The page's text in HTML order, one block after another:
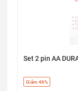
Set 2 pin AA
Giảm 46%